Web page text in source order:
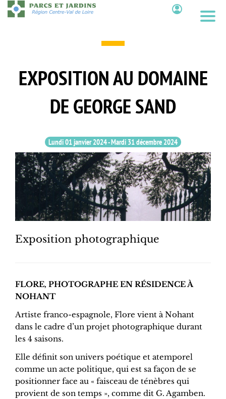
Aller
au
EXPOSITION AU DOMAINE
DE GEORGE SAND
Lundi 01 janvier 2024-Mardi 31 décembre 2024
Exposition photographique
FLORE, PHOTOGRAPHE EN RÉSIDENCE À
NOHANT
Artiste franco-espagnole, Flore vient à Nohant
dans le cadre d’un projet photographique durant
les 4 saisons.
Elle définit son univers poétique et atemporel
comme un acte politique, qui est sa façon de se
positionner face au « faisceau de ténèbres qui
provient de son temps », comme dit G. Agamben.